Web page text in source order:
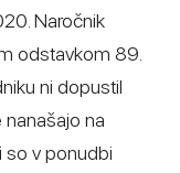
Naročnik
odstavkom 89.
ni dopustil
na
so v ponudbi